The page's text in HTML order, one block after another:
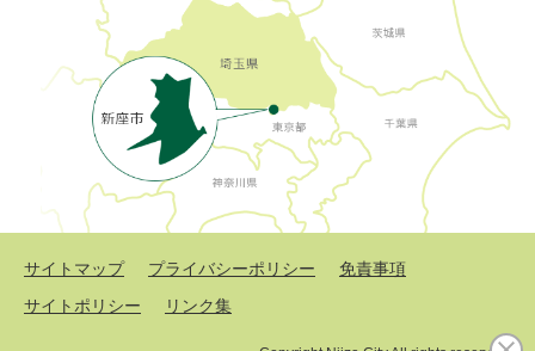
サイトマップ プライバシーポリシー
免責事項
サイトポリシー
リンク集